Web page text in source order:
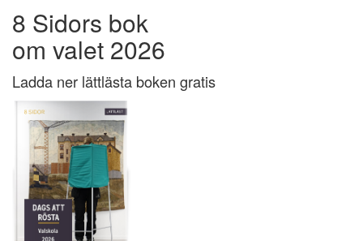
8 Sidors bok
om valet 2026
Ladda ner lättlästa boken gratis